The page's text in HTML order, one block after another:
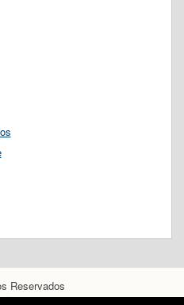
Reservados